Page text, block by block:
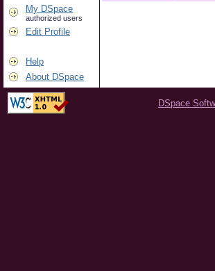
My DSpace
authorized users
Edit Profile
Help
About DSpace
DSpace